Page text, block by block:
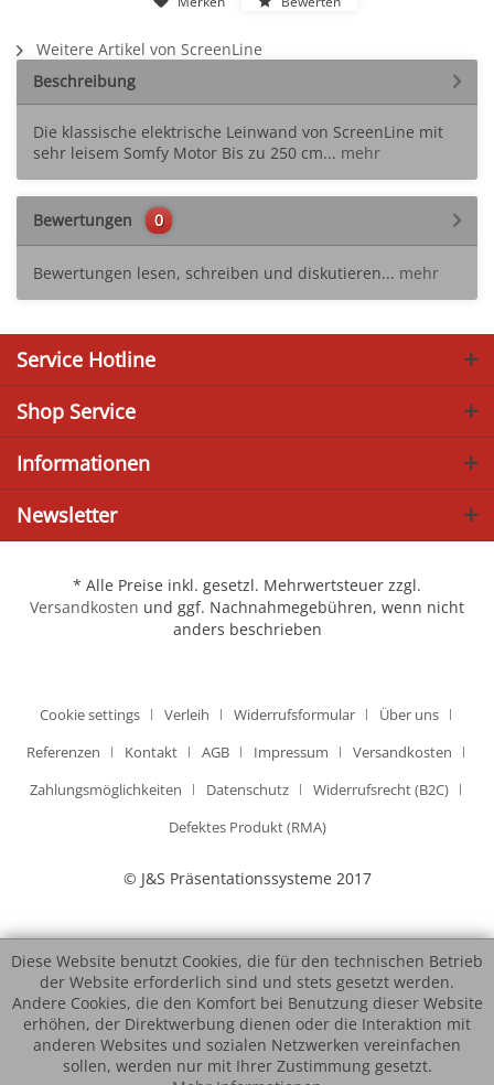
Weitere Artikel von ScreenLine
Beschreibung
Die klassische elektrische Leinwand von ScreenLine mit
sehr leisem Somfy Motor Bis zu 250 cm... mehr
Bewertungen 0
Bewertungen lesen, schreiben und diskutieren... mehr
Service Hotline
Shop Service
Informationen
Newsletter
* Alle Preise inkl. gesetzl. Mehrwertsteuer zzgl.
Versandkosten und ggf. Nachnahmegebühren, wenn nicht
anders beschrieben
Cookie settings Verleih Widerrufsformular
Über uns
Referenzen
Kontakt AGB Impressum
Versandkosten
Zahlungsmöglichkeiten
Datenschutz
Widerrufsrecht (B2C)
Defektes Produkt (RMA)
© J&S Präsentationssysteme 2017
Diese Website benutzt Cookies, die für den technischen Betrieb
der Website erforderlich sind und stets gesetzt werden.
Andere Cookies, die den Komfort bei Benutzung dieser Website
erhöhen, der Direktwerbung dienen oder die Interaktion mit
anderen Websites und sozialen Netzwerken vereinfachen
sollen, werden nur mit Ihrer Zustimmung gesetzt.